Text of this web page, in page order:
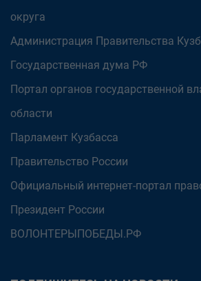
округа
Администрация Правительства
Государственная дума РФ
Портал органов государственной
области
Парламент Кузбасса
Правительство России
Официальный интернет-портал
Президент России
ВОЛОНТЕРЫПОБЕДЫ.РФ